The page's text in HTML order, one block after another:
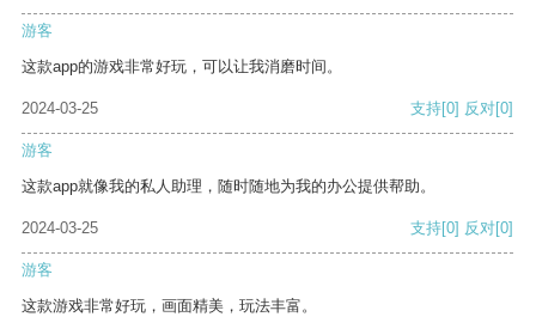
游客
这款app的游戏非常好玩，可以让我消磨时间。
2024-03-25 支持[0] 反对[0]
游客
这款app就像我的私人助理，随时随地为我的办公提供帮助。
2024-03-25 支持[0] 反对[0]
游客
这款游戏非常好玩，画面精美，玩法丰富。